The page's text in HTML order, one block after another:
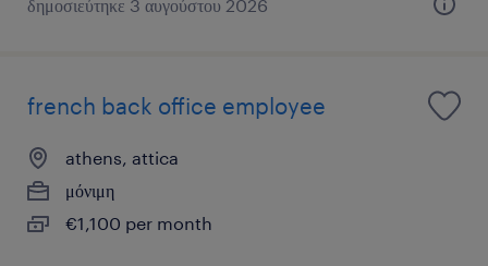
δημοσιεύτηκε 3 αυγούστου 2026
french back office employee
athens, attica
μόνιμη
€1,100 per month